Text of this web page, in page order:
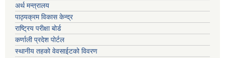
अर्थ मन्त्रालय
पाठ्यक्रम विकास केन्द्र
राष्ट्रिय परीक्षा बोर्ड
कर्णाली प्रदेश पोर्टल
स्थानीय तहको वेवसाईटको विवरण